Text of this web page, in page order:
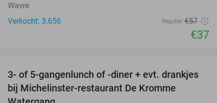
Wavre
Verkocht: 3.656
Regulier €57
€37
16%
3- of 5-gangenlunch of -diner + evt. drankjes
bij Michelinster-restaurant De Kromme